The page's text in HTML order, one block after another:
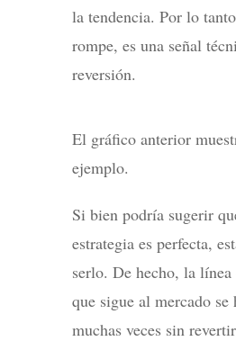
la tendencia. Por lo
rompe, es una señal
reversión.
El gráfico anterior
ejemplo.
Si bien podría sugerir
estrategia es perfecta,
serlo. De hecho, la línea
que sigue al mercado se
muchas veces sin